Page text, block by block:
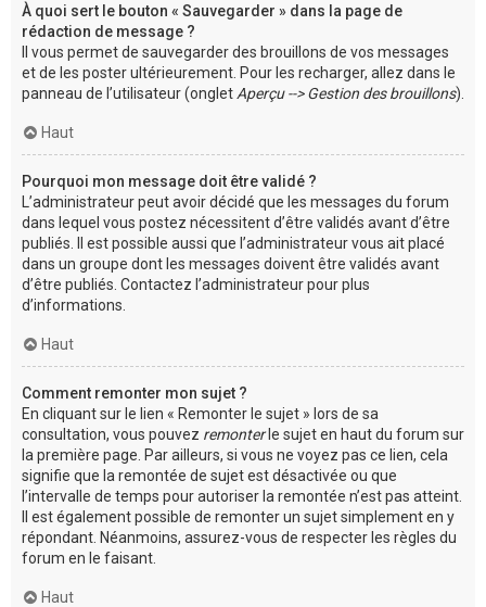
À quoi sert le bouton « Sauvegarder » dans la page de
rédaction de message ?
Il vous permet de sauvegarder des brouillons de vos messages
et de les poster ultérieurement. Pour les recharger, allez dans le
panneau de l’utilisateur (onglet Aperçu --> Gestion des brouillons).
Haut
Pourquoi mon message doit être validé ?
L’administrateur peut avoir décidé que les messages du forum
dans lequel vous postez nécessitent d’être validés avant d’être
publiés. Il est possible aussi que l’administrateur vous ait placé
dans un groupe dont les messages doivent être validés avant
d’être publiés. Contactez l’administrateur pour plus
d’informations.
Haut
Comment remonter mon sujet ?
En cliquant sur le lien « Remonter le sujet » lors de sa
consultation, vous pouvez remonterle sujet en haut du forum sur
la première page. Par ailleurs, si vous ne voyez pas ce lien, cela
signifie que la remontée de sujet est désactivée ou que
l’intervalle de temps pour autoriser la remontée n’est pas atteint.
Il est également possible de remonter un sujet simplement en y
répondant. Néanmoins, assurez-vous de respecter les règles du
forum en le faisant.
Haut